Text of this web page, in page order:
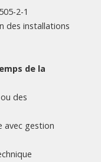
2-1
des installations
de la
des
avec gestion